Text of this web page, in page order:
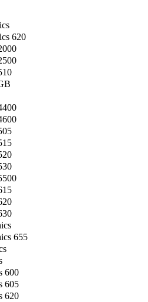
620
655
600
605
620